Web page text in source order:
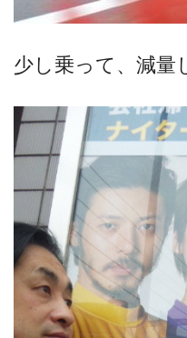
少し乗って、減